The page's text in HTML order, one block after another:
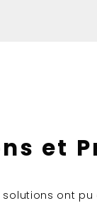
et
solutions ont